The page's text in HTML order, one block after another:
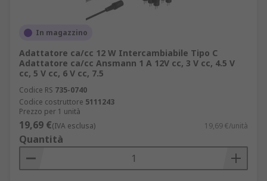
In magazzino
Adattatore ca/cc 12 W Intercambiabile Tipo C
Adattatore ca/cc Ansmann 1 A 12V cc, 3 V cc, 4.5 V
cc, 5 V cc, 6 V cc, 7.5
Codice RS 735-0740
Codice costruttore 5111243
Prezzo per 1 unità
19,69 €(IVA esclusa) 19,69 €/unità
Quantità